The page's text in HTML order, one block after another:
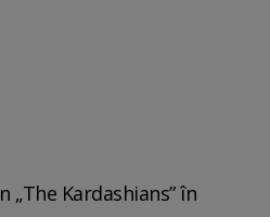
Kardashians” în